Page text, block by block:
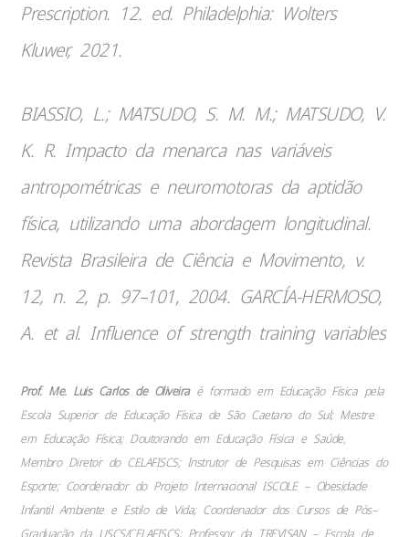
Prescription. 12. ed. Philadelphia: Wolters
Kluwer, 2021.
BIASSIO, L.; MATSUDO, S. M. M.; MATSUDO, V.
K. R. Impacto da menarca nas variáveis
antropométricas e neuromotoras da aptidão
física, utilizando uma abordagem longitudinal.
Revista Brasileira de Ciência e Movimento, v.
12, n. 2, p. 97–101, 2004. GARCÍA-HERMOSO,
A. et al. Influence of strength training variables
Prof. Me. Luis Carlos de Oliveira é formado em Educação Física pela
Escola Superior de Educação Física de São Caetano do Sul; Mestre
em Educação Física; Doutorando em Educação Física e Saúde,
Membro Diretor do CELAFISCS; Instrutor de Pesquisas em Ciências do
Esporte; Coordenador do Projeto Internacional ISCOLE – Obesidade
Infantil Ambiente e Estilo de Vida; Coordenador dos Cursos de Pós–
Graduação da USCS/CELAFISCS; Professor da TREVISAN – Escola de